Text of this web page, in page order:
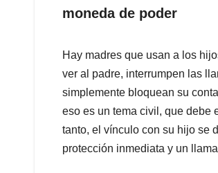
moneda de poder
Hay madres que usan a los
ver al padre, interrumpen las
simplemente bloquean su
eso es un tema civil, que debe
tanto, el vínculo con su hijo se
protección inmediata y un